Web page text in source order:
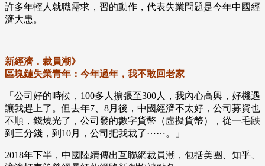
許多年輕人就職需求，習的動作，代表失業問題是今年中國經
濟大患。
新經濟．裁員潮》
區塊鏈失業青年：今年過年，我不敢回老家
「公司好的時候，100多人擴張至300人，我內心高興，好機遇
讓我趕上了。但去年7、8月後，中國經濟不太好，公司募資也
不順，錢燒光了，公司發的數字貨幣（虛擬貨幣），從一毛跌
到三分錢，到10月，公司把我裁了⋯⋯。」
2018年下半，中國陸續傳出互聯網裁員潮，包括美團、知乎、